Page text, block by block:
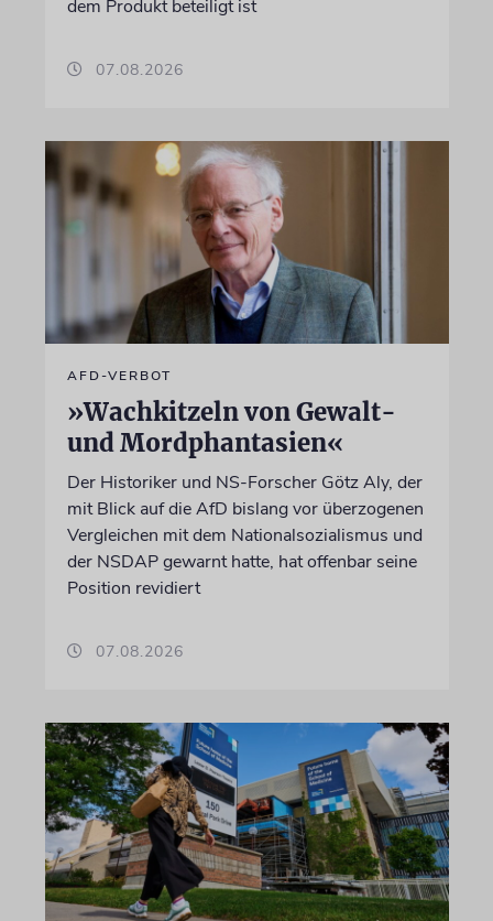
dem Produkt beteiligt ist
07.08.2026
AFD-VERBOT
»Wachkitzeln von Gewalt-
und Mordphantasien«
Der Historiker und NS-Forscher Götz Aly, der
mit Blick auf die AfD bislang vor überzogenen
Vergleichen mit dem Nationalsozialismus und
der NSDAP gewarnt hatte, hat offenbar seine
Position revidiert
07.08.2026